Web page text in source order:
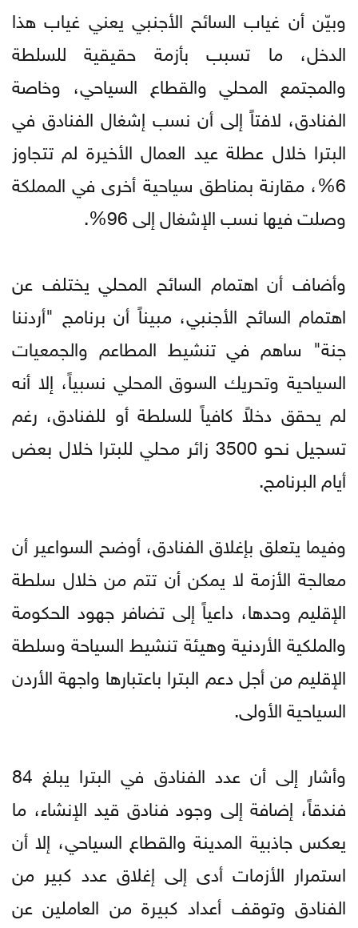
وبيّن أن غياب السائح الأجنبي يعني غياب هذا
الدخل، ما تسبب بأزمة حقيقية للسلطة
والمجتمع المحلي والقطاع السياحي، وخاصة
الفنادق، لافتاً إلى أن نسب إشغال الفنادق في
البترا خلال عطلة عيد العمال الأخيرة لم تتجاوز
6%، مقارنة بمناطق سياحية أخرى في المملكة
وصلت فيها نسب الإشغال إلى 96%.
وأضاف أن اهتمام السائح المحلي يختلف عن
اهتمام السائح الأجنبي، مبيناً أن برنامج "أردننا
جنة" ساهم في تنشيط المطاعم والجمعيات
السياحية وتحريك السوق المحلي نسبياً، إلا أنه
لم يحقق دخلاً كافياً للسلطة أو للفنادق، رغم
تسجيل نحو 3500 زائر محلي للبترا خلال بعض
أيام البرنامج.
وفيما يتعلق بإغلاق الفنادق، أوضح السواعير أن
معالجة الأزمة لا يمكن أن تتم من خلال سلطة
الإقليم وحدها، داعياً إلى تضافر جهود الحكومة
والملكية الأردنية وهيئة تنشيط السياحة وسلطة
الإقليم من أجل دعم البترا باعتبارها واجهة الأردن
السياحية الأولى.
وأشار إلى أن عدد الفنادق في البترا يبلغ 84
فندقاً، إضافة إلى وجود فنادق قيد الإنشاء، ما
يعكس جاذبية المدينة والقطاع السياحي، إلا أن
استمرار الأزمات أدى إلى إغلاق عدد كبير من
الفنادق وتوقف أعداد كبيرة من العاملين عن